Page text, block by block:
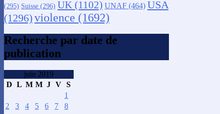
(295) Suisse (296) UK (1102) UNAF (464) USA
(1296)violence (1692)
Recherche par date de
publication
juin 2019
D L M M J V S
1
2
3 4 5 6 7
8